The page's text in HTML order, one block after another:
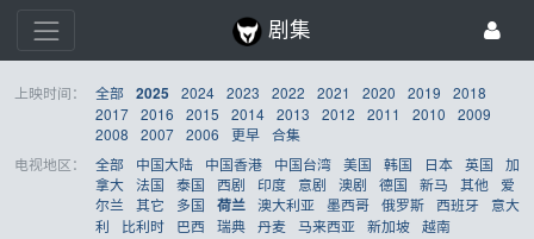
剧集
上映时间： 全部 2025 2024 2023 2022 2021 2020 2019
2018
2017 2016 2015 2014 2013 2012 2011 2010
2009
2008
2007 2006 更早 合集
电视地区：
全部 中国大陆 中国香港 中国台湾 美国 韩国 日本 英国
加
拿大 法国 泰国 西剧 印度 意剧 澳剧 德国 新马 其他
爱
尔兰
其它 多国 荷兰 澳大利亚 墨西哥 俄罗斯 西班牙
意大
利
比利时 巴西 瑞典 丹麦 马来西亚 新加坡 越南